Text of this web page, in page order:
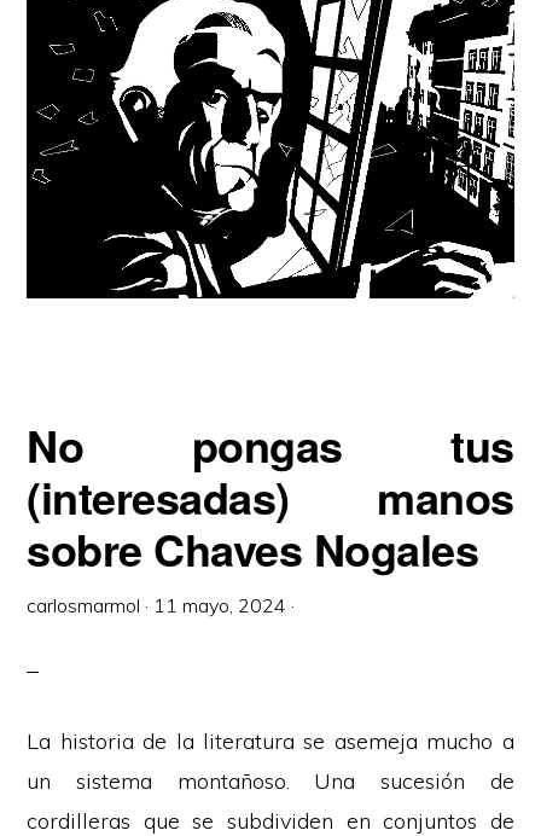
No pongas tus
(interesadas) manos
sobre Chaves Nogales
carlosmarmol · 11 mayo, 2024 ·
La historia de la literatura se asemeja mucho a
un sistema montañoso. Una sucesión de
cordilleras que se subdividen en conjuntos de